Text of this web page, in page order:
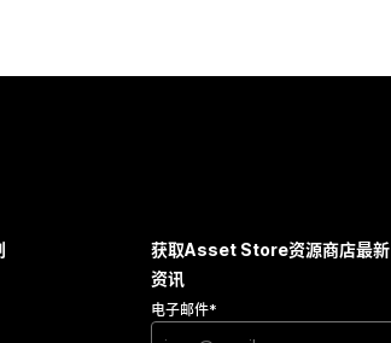
获取Asset Store资源商店最新
资讯
电子邮件*